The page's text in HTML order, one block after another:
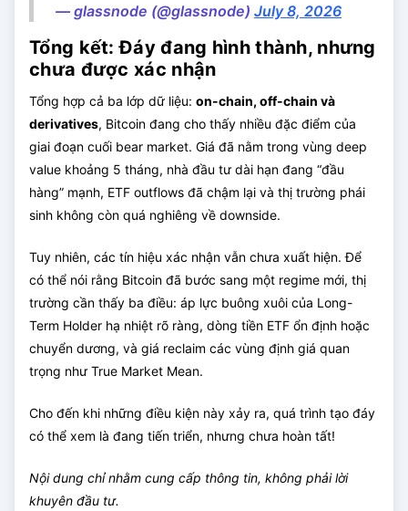
— glassnode (@glassnode) July 8, 2026
Tổng kết: Đáy đang hình thành, nhưng
chưa được xác nhận
Tổng hợp cả ba lớp dữ liệu: on-chain, off-chain và
derivatives, Bitcoin đang cho thấy nhiều đặc điểm của
giai đoạn cuối bear market. Giá đã nằm trong vùng deep
value khoảng 5 tháng, nhà đầu tư dài hạn đang “đầu
hàng” mạnh, ETF outflows đã chậm lại và thị trường phái
sinh không còn quá nghiêng về downside.
Tuy nhiên, các tín hiệu xác nhận vẫn chưa xuất hiện. Để
có thể nói rằng Bitcoin đã bước sang một regime mới, thị
trường cần thấy ba điều: áp lực buông xuôi của Long-
Term Holder hạ nhiệt rõ ràng, dòng tiền ETF ổn định hoặc
chuyển dương, và giá reclaim các vùng định giá quan
trọng như True Market Mean.
Cho đến khi những điều kiện này xảy ra, quá trình tạo đáy
có thể xem là đang tiến triển, nhưng chưa hoàn tất!
Nội dung chỉ nhằm cung cấp thông tin, không phải lời
khuyên đầu tư.